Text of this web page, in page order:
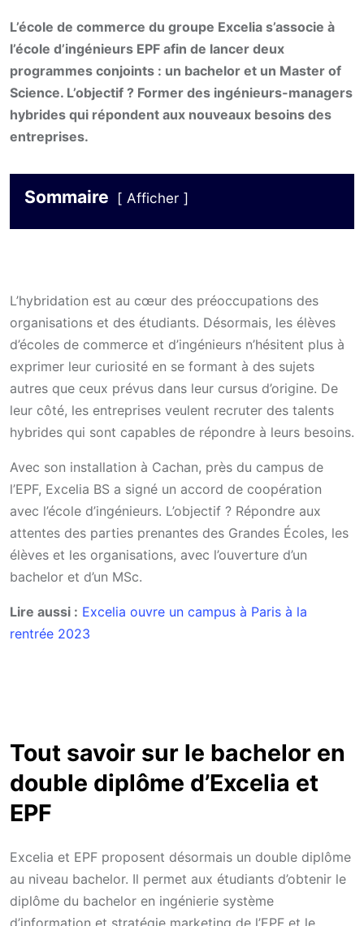
L’école de commerce du groupe Excelia s’associe à
l’école d’ingénieurs EPF afin de lancer deux
programmes conjoints : un bachelor et un Master of
Science. L’objectif ? Former des ingénieurs-managers
hybrides qui répondent aux nouveaux besoins des
entreprises.
Sommaire Afficher
L’hybridation est au cœur des préoccupations des
organisations et des étudiants. Désormais, les élèves
d’écoles de commerce et d’ingénieurs n’hésitent plus à
exprimer leur curiosité en se formant à des sujets
autres que ceux prévus dans leur cursus d’origine. De
leur côté, les entreprises veulent recruter des talents
hybrides qui sont capables de répondre à leurs besoins.
Avec son installation à Cachan, près du campus de
l’EPF, Excelia BS a signé un accord de coopération
avec l’école d’ingénieurs. L’objectif ? Répondre aux
attentes des parties prenantes des Grandes Écoles, les
élèves et les organisations, avec l’ouverture d’un
bachelor et d’un MSc.
Lire aussi : Excelia ouvre un campus à Paris à la
rentrée 2023
Tout savoir sur le bachelor en
double diplôme d’Excelia et
EPF
Excelia et EPF proposent désormais un double diplôme
au niveau bachelor. Il permet aux étudiants d’obtenir le
diplôme du bachelor en ingénierie système
d’information et stratégie marketing de l’EPF et le